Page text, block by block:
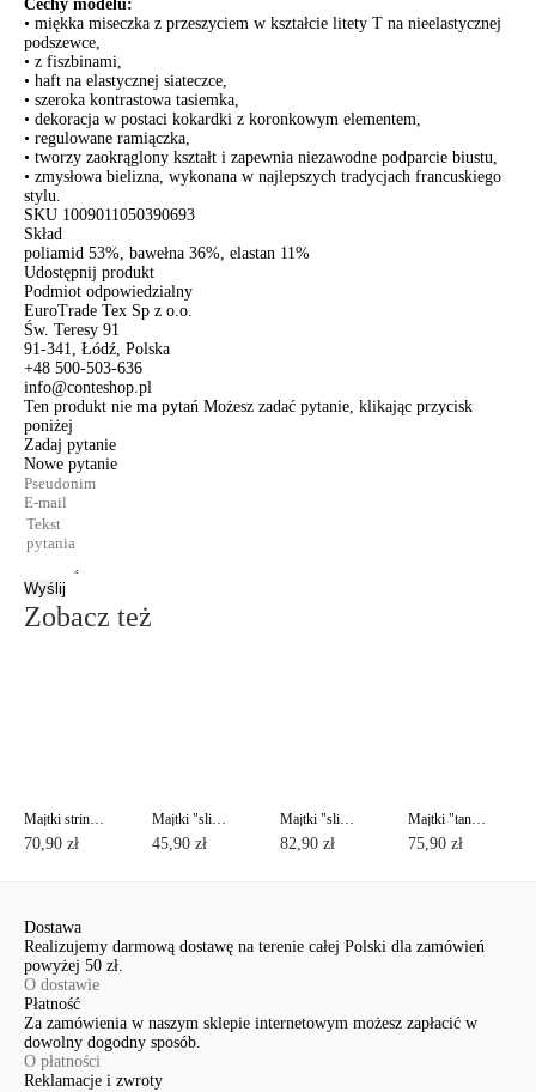
Cechy modelu:
• miękka miseczka z przeszyciem w kształcie litety T na nieelastycznej
podszewce,
• z fiszbinami,
• haft na elastycznej siateczce,
• szeroka kontrastowa tasiemka,
• dekoracja w postaci kokardki z koronkowym elementem,
• regulowane ramiączka,
• tworzy zaokrąglony kształt i zapewnia niezawodne podparcie biustu,
• zmysłowa bielizna, wykonana w najlepszych tradycjach francuskiego
stylu.
SKU 1009011050390693
Skład
poliamid 53%, bawełna 36%, elastan 11%
Udostępnij produkt
Podmiot odpowiedzialny
EuroTrade Tex Sp z o.o.
Św. Teresy 91
91-341, Łódź, Polska
+48 500-503-636
info@conteshop.pl
Ten produkt nie ma pytań Możesz zadać pytanie, klikając przycisk
poniżej
Zadaj pytanie
Nowe pytanie
Wyślij
Zobacz też
Majtki stringi z niskim stanem Taboo TP6096
70,90 zł
Majtki "slipy" DAY BY DAY RP1084
45,90 zł
Majtki "slipy" ze średnim stanem Vogue TP3075
82,90 zł
Majtki "tanga" ze niskim stanem Vogue TP6046
75,90 zł
Dostawa
Realizujemy darmową dostawę na terenie całej Polski dla zamówień
powyżej 50 zł.
O dostawie
Płatność
Za zamówienia w naszym sklepie internetowym możesz zapłacić w
dowolny dogodny sposób.
O płatności
Reklamacje i zwroty